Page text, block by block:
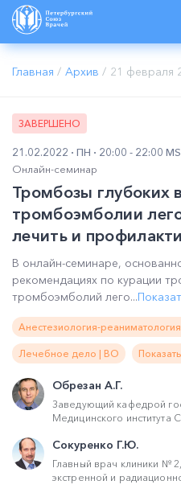
Главная / Архив / 21 февраля
ЗАВЕРШЕНО
21.02.2022 ПН 20:00 - 22:00
Онлайн-семинар
Тромбозы глубоких
тромбоэмболии
лечить и
В онлайн-семинаре,
рекомендациях по курации
тромбоэмболий лего...
Анестезиология-
Лечебное дело | ВО
Обрезан А.Г.
Заведующий кафедрой
Медицинского института
Сокуренко Г.Ю.
Главный врач клиники №
экстренной и